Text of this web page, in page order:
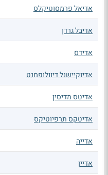
אדיאל פרמסוטיקלס
אדיבל גרדן
אדידס
אדיוקיישנל דיוולופמנט
אדיטס מדיסין
אדיטקס תרפיוטיקס
אדייה
אדיין